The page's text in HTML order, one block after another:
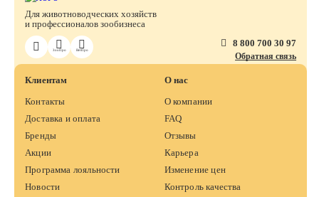
ЗооПро ВетПро
Для животноводческих хозяйств
и профессионалов зообизнеса
8 800 700 30 97
Обратная связь
Клиентам
Контакты
Доставка и оплата
Бренды
Акции
Программа лояльности
Новости
О нас
О компании
FAQ
Отзывы
Карьера
Изменение цен
Контроль качества